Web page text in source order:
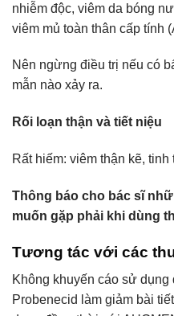
nhiễm độc, viêm da bóng
viêm mủ toàn thân cấp tính
Nên ngừng điều trị nếu có
mẫn nào xảy ra.
Rối loạn thận và tiết niệu
Rất hiếm: viêm thận kẽ,
Thông báo cho bác sĩ
muốn gặp phải khi dùng
Tương tác với các
Không khuyến cáo sử
Probenecid làm giảm bài